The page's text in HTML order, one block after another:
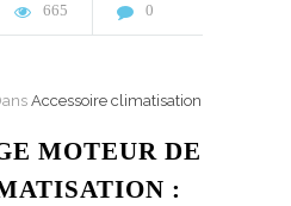
665 0
Accessoire climatisation
MOTEUR DE
: